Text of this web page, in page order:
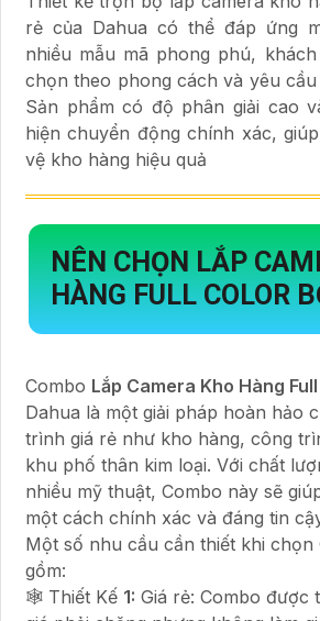
rẻ của Dahua có thể đáp ứng
nhiều mẫu mã phong phú,
chọn theo phong cách và yêu
Sản phẩm có độ phân giải cao
hiện chuyển động chính xác,
vệ kho hàng hiệu quả
NÊN CHỌN LẮP
HÀNG FULL COLOR
Combo Lắp Camera Kho Hàng
Dahua là một giải pháp hoàn hảo
trình giá rẻ như kho hàng, công
khu phố thân kim loại. Với chất
nhiều mỹ thuật, Combo này sẽ
một cách chính xác và đáng tin
Một số nhu cầu cần thiết khi chọn
gồm:
🕸️ Thiết Kế 1: Giá rẻ: Combo được